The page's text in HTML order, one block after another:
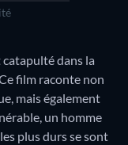
dans la
film raconte non
mais également
un homme
plus durs se sont